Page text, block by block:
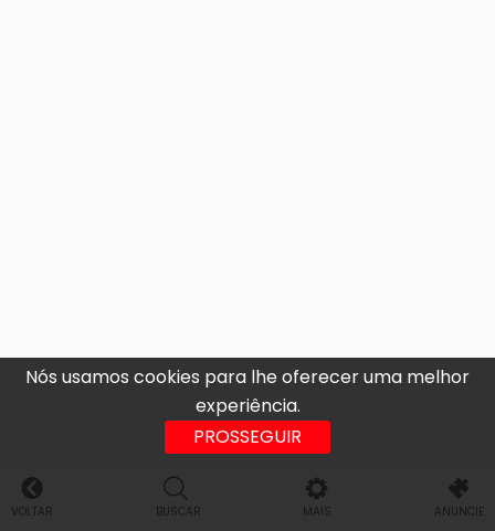
Nós usamos cookies para lhe oferecer uma melhor
experiência.
PROSSEGUIR
VOLTAR BUSCAR MAIS ANUNCIE